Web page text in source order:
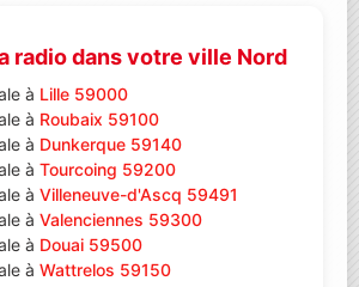
radio dans votre ville Nord
à Lille 59000
à Roubaix 59100
à Dunkerque 59140
à Tourcoing 59200
à Villeneuve-d'Ascq 59491
à Valenciennes 59300
à Douai 59500
à Wattrelos 59150